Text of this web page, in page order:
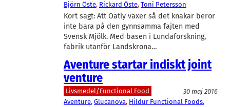
Björn Öste, Rickard Öste, Toni Petersson
Kort sagt: Att Oatly växer så det knakar beror
inte bara på den gynnsamma fajten med
Svensk Mjölk. Med basen i Lundaforskning,
fabrik utanför Landskrona…
Aventure startar indiskt joint
venture
Livsmedel/Functional Food
30 maj 2016
Aventure, Glucanova, Hildur Functional Foods